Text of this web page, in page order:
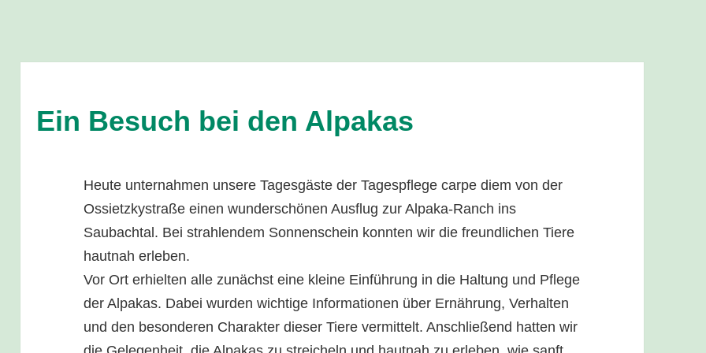
Ein Besuch bei den Alpakas
Heute unternahmen unsere Tagesgäste der Tagespflege carpe diem von der
Ossietzkystraße einen wunderschönen Ausflug zur Alpaka-Ranch ins
Saubachtal. Bei strahlendem Sonnenschein konnten wir die freundlichen Tiere
hautnah erleben.
Vor Ort erhielten alle zunächst eine kleine Einführung in die Haltung und Pflege
der Alpakas. Dabei wurden wichtige Informationen über Ernährung, Verhalten
und den besonderen Charakter dieser Tiere vermittelt. Anschließend hatten wir